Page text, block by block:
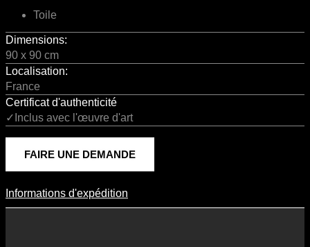
Toile
Dimensions:
90 x 90 cm
Localisation:
France
Certificat d'authenticité
✓Inclus avec l'œuvre d'art
FAIRE UNE DEMANDE
Informations D'expédition
Informations d'expédition